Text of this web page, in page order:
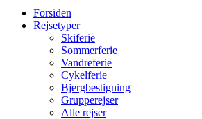
Forsiden
Rejsetyper
Skiferie
Sommerferie
Vandreferie
Cykelferie
Bjergbestigning
Grupperejser
Alle rejser